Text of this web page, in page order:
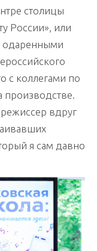
столицы
России», или
одаренными
с коллегами по
производстве.
вдруг
я сам давно